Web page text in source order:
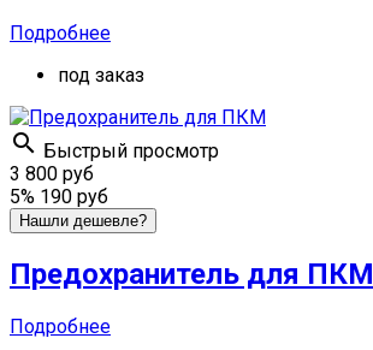
Подробнее
под заказ
 Быстрый просмотр
3 800 руб
5% 190 руб
Нашли дешевле?
Предохранитель для ПКМ
Подробнее